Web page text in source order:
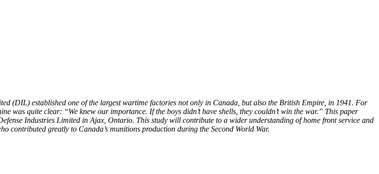
(DIL) established one of the largest wartime factories not only in Canada, but also the British Empire, in 1941. For
was quite clear: “We knew our importance. If the boys didn’t have shells, they couldn’t win the war.” This paper
Industries Limited in Ajax, Ontario. This study will contribute to a wider understanding of home front service and
contributed greatly to Canada’s munitions production during the Second World War.